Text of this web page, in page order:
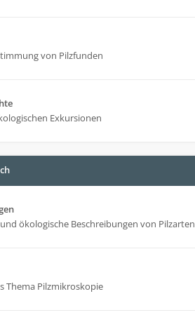
von Pilzfunden
Exkursionen
ökologische Beschreibungen von Pilzarten
Thema Pilzmikroskopie